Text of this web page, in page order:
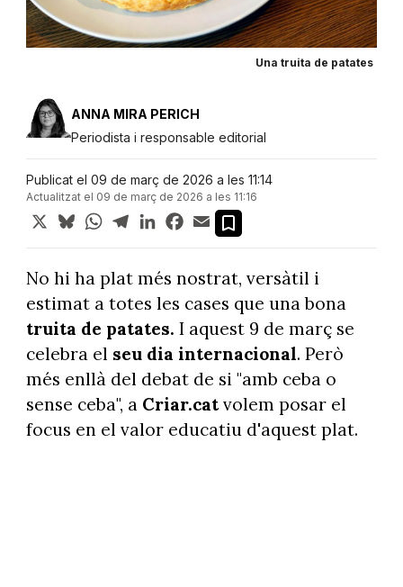
Una truita de patates
ANNA MIRA PERICH
Periodista i responsable editorial
Publicat el 09 de març de 2026 a les 11:14
Actualitzat el 09 de març de 2026 a les 11:16
X BlueskyWhatsApp
TelegramLinkedInFacebook
Email
No hi ha plat més nostrat, versàtil i
estimat a totes les cases que una bona
truita de patates. I aquest 9 de març se
celebra el seu dia internacional. Però
més enllà del debat de si "amb ceba o
sense ceba", a Criar.catvolem posar el
focus en el valor educatiu d'aquest plat.